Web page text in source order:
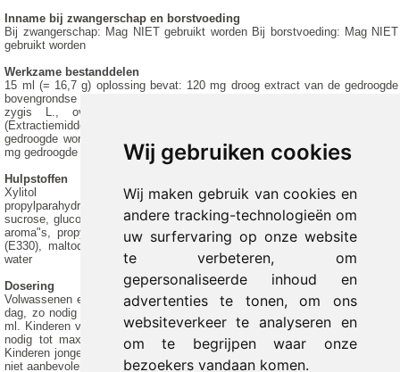
Wij gebruiken cookies
Wij maken gebruik van cookies en
andere tracking-technologieën om
uw surfervaring op onze website
te verbeteren, om
gepersonaliseerde inhoud en
advertenties te tonen, om ons
websiteverkeer te analyseren en
om te begrijpen waar onze
bezoekers vandaan komen.
Inname bij zwangerschap en borstvoeding
Bij zwangerschap: Mag NIET gebruikt worden Bij borstvoeding: Mag NIET
gebruikt worden
Werkzame bestanddelen
15 ml (= 16,7 g) oplossing bevat: 120 mg droog extract van de gedroogde
bovengrondse delen van de bloeiende Thymus vulgaris L. en/of Thymus
zygis L., overeenkomend met 840-1560 mg gedroogd tijmkruid.
(Extractiemiddel: water). 830 mg vloeibaar extract van de gepelde,
gedroogde wortel van de Althaea officinalis L., overeenkomend met 59-69
mg gedroogde heemstwortel. (Extractiemiddel: water).
Hulpstoffen
Xylitol (E967), methylparahydroxybenzoaat (E218),
propylparahydroxybenzoaat (E216), frambozensapconcentraat (bevat
sucrose, glucose en fructose), frambozenaroma (synthetische en natuurlijke
aroma"s, propyleenglycol (E1520)), xanthaangom, citroenzuurmonohydraat
(E330), maltodextrine, Arabische gom (gummi arabicum E414), gezuiverd
water
Dosering
Volwassenen en jongeren vanaf 12 jaar: 15 ml iedere 3 tot 4 uur, 4 keer per
dag, zo nodig tot maximaal 6 keer per dag; maximale dosis per dag is 90
ml. Kinderen van 6 tot 12 jaar: 7,5 ml iedere 3 tot 4 uur, 4 keer per dag, zo
nodig tot maximaal 6 keer per dag; maximale dosis per dag is 45 ml.
Kinderen jonger dan 6 jaar: Het gebruik bij kinderen jonger dan 6 jaar wordt
niet aanbevolen